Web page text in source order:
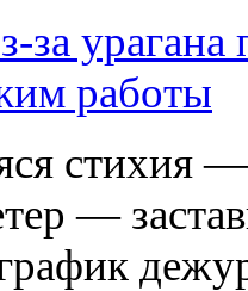
за
работы
стихия
—